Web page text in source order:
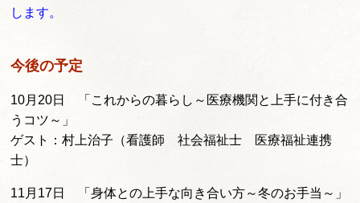
します。
今後の予定
10月20日 「これからの暮らし～医療機関と上手に付き合
うコツ～」
ゲスト：村上治子（看護師 社会福祉士 医療福祉連携
士）
11月17日 「身体との上手な向き合い方～冬のお手当～」